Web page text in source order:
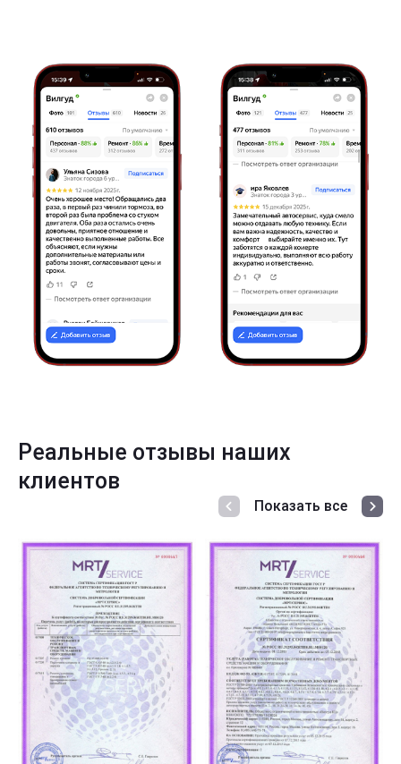
Реальные отзывы наших
клиентов
Показать все